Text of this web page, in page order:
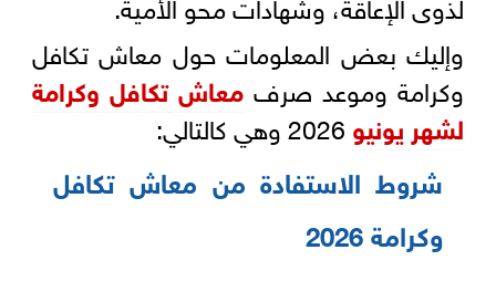
وإليك بعض المعلومات حول معاش تكافل
وكرامة وموعد صرفمعاشتكافل وكرامة
لشهر يونيو
شروط الاستفادة من معاش تكافل
وكرامة 2026